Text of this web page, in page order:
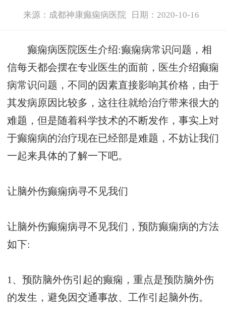
来源：成都神康癫痫病医院 日期：2020-10-16
癫痫病医院医生介绍:癫痫病常识问题，相
信每天都会摆在专业医生的面前，医生介绍癫痫
病常识问题，不同的因素直接影响其价格，由于
其发病原因比较多，这往往就给治疗带来很大的
难题，但是随着科学技术的不断发作，事实上对
于癫痫病的治疗现在已经部是难题，不妨让我们
一起来具体的了解一下吧。
让脑外伤癫痫病寻不见我们
让脑外伤癫痫病寻不见我们，预防癫痫病的方法
如下:
1、预防脑外伤引起的癫痫，重点是预防脑外伤
的发生，避免因交通事故、工作引起脑外伤。